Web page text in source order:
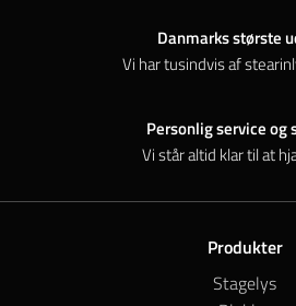
vælges
på
Danmarks største
Vi har tusindvis af
Personlig service og
Vi står altid klar til at
Produkter
Stagelys